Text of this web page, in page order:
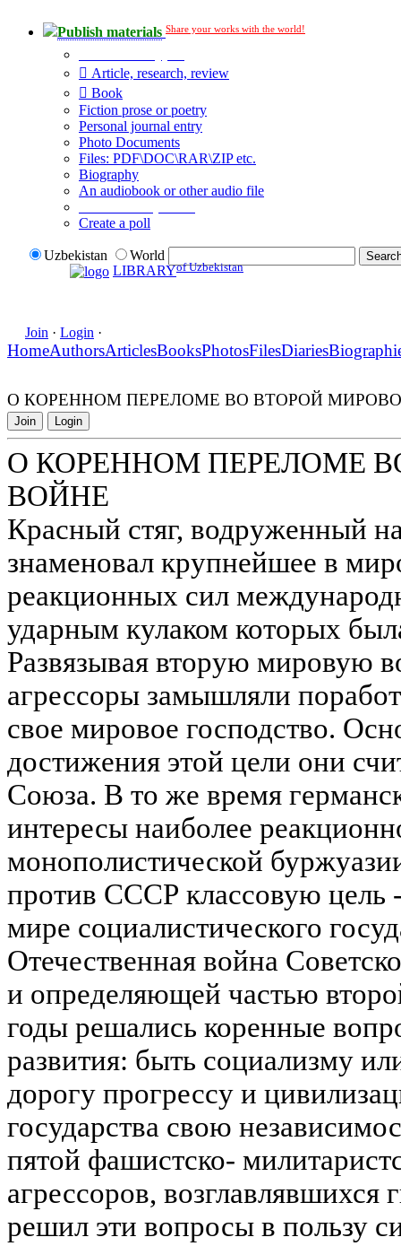
Publish materials Share your works with the world!
Article, research, review
Book
Fiction prose or poetry
Personal journal entry
Photo Documents
Files: PDF\DOC\RAR\ZIP etc.
Biography
An audiobook or other audio file
Create a poll
Uzbekistan
World
LIBRARYof Uzbekistan
Join · Login ·
HomeAuthorsArticlesBooksPhotosFilesDiaries
О КОРЕННОМ ПЕРЕЛОМЕ ВО ВТОРОЙ
Join Login
О КОРЕННОМ ПЕРЕЛОМЕ
ВОЙНЕ
Красный стяг, водруженный
знаменовал крупнейшее в
реакционных сил
ударным кулаком которых
Развязывая вторую мировую
агрессоры замышляли
свое мировое господство.
достижения этой цели они
Союза. В то же время
интересы наиболее
монополистической
против СССР классовую цель
мире социалистического
Отечественная война
и определяющей частью
годы решались коренные
развития: быть социализму
дорогу прогрессу и
государства свою
пятой фашистско-
агрессоров, возглавлявшихся
решил эти вопросы в пользу